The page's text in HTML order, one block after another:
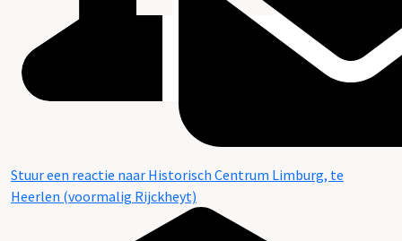
Stuur een reactie naar Historisch Centrum Limburg, te
Heerlen (voormalig Rijckheyt)